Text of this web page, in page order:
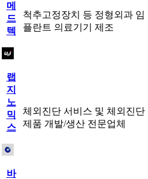
메
드
텍
척추고정장치 등 정형외과 임
플란트 의료기기 제조
랩
지
노
믹
스
체외진단 서비스 및 체외진단
제품 개발/생산 전문업체
바